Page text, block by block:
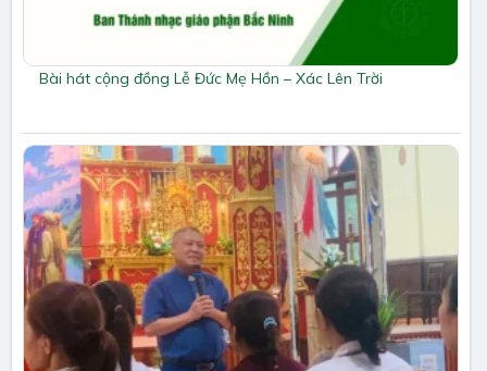
Bài hát cộng đồng Lễ Đức Mẹ Hồn – Xác Lên Trời